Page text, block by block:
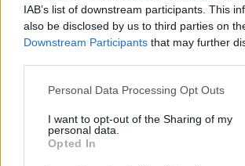
IAB’s list of downstream participants. This
also be disclosed by us to third parties on
Downstream Participants that may further
Personal Data Processing Opt Outs
I want to opt-out of the Sharing of my
personal data.
Opted In
Beskrivning
Beskrivning
Kaffebryggare med